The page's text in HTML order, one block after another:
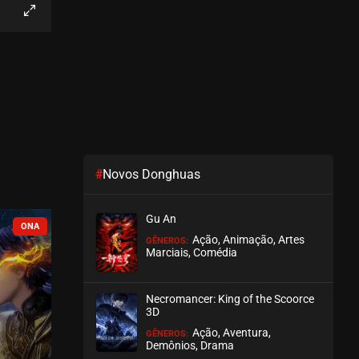
EPISÓDIO 51
ASSISTIDO
EPISÓDIO 49
COMPLETO
#Novos Donghuas
Gu An
GÊNEROS: Ação, Animação, Artes
Marciais, Comédia
Necromancer: King of the Scoorce
3D
GÊNEROS: Ação, Aventura,
Demônios, Drama